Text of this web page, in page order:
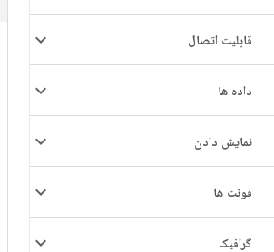
قابلیت اتصال
داده ها
نمایش دادن
فونت ها
گرافیک